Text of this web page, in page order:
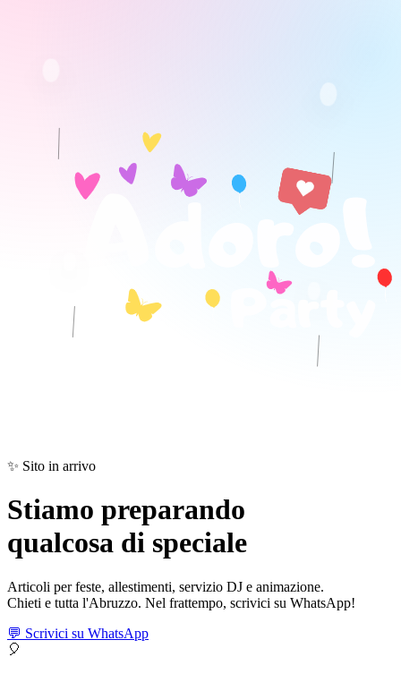
✨ Sito in arrivo
Stiamo preparando
qualcosa di speciale
Articoli per feste, allestimenti, servizio DJ e animazione.
Chieti e tutta l'Abruzzo. Nel frattempo, scrivici su WhatsApp!
💬 Scrivici su WhatsApp
🎈